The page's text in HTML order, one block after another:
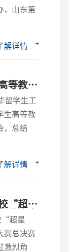
，山东第
解详情
等教育
会
留学生工
生高等教
，总结
解详情
“超星
养大赛
“超星
赛总决赛
激烈角